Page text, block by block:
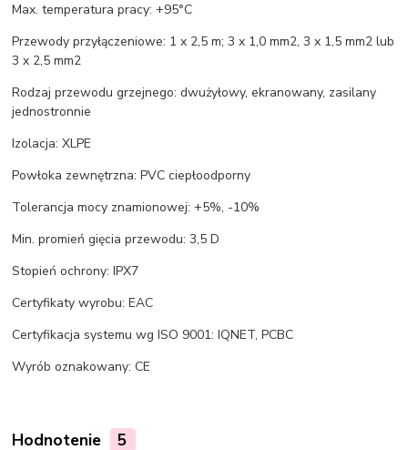
Max. temperatura pracy: +95°C
Przewody przyłączeniowe: 1 x 2,5 m; 3 x 1,0 mm2, 3 x 1,5 mm2 lub
3 x 2,5 mm2
Rodzaj przewodu grzejnego: dwużyłowy, ekranowany, zasilany
jednostronnie
Izolacja: XLPE
Powłoka zewnętrzna: PVC ciepłoodporny
Tolerancja mocy znamionowej: +5%, -10%
Min. promień gięcia przewodu: 3,5 D
Stopień ochrony: IPX7
Certyfikaty wyrobu: EAC
Certyfikacja systemu wg ISO 9001: IQNET, PCBC
Wyrób oznakowany: CE
Hodnotenie 5